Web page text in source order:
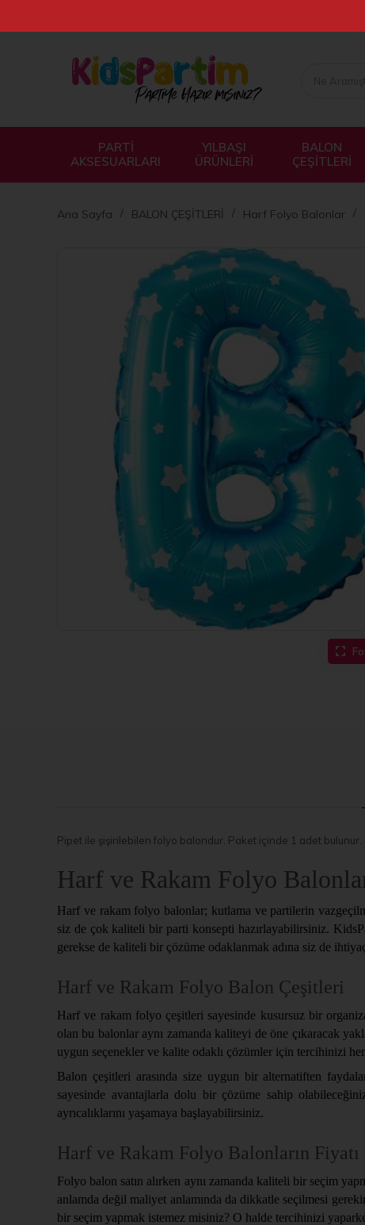
PARTİ
AKSESUARLARI
YILBAŞI
ÜRÜNLERİ
BALON
ÇEŞİTLERİ
Ana Sayfa BALON ÇEŞİTLERİ Harf Folyo Balonlar
Pipet ile şişirilebilen folyo balondur. Paket içinde 1 adet bulunur.
Harf ve Rakam Folyo
Harf ve rakam folyo balonlar; kutlama ve partilerin
siz de çok kaliteli bir parti konsepti hazırlayabilirsiniz.
gerekse de kaliteli bir çözüme odaklanmak adına siz de
Harf ve Rakam Folyo Balon Çeşitleri
Harf ve rakam folyo çeşitleri sayesinde kusursuz bir
olan bu balonlar aynı zamanda kaliteyi de öne çıkaracak
uygun seçenekler ve kalite odaklı çözümler için tercihinizi
Balon çeşitleri arasında size uygun bir alternatiften
sayesinde avantajlarla dolu bir çözüme sahip
ayrıcalıklarını yaşamaya başlayabilirsiniz.
Harf ve Rakam Folyo Balonların Fiyatı
Folyo balon satın alırken aynı zamanda kaliteli bir seçim
anlamda değil maliyet anlamında da dikkatle seçilmesi
bir seçim yapmak istemez misiniz? O halde tercihinizi